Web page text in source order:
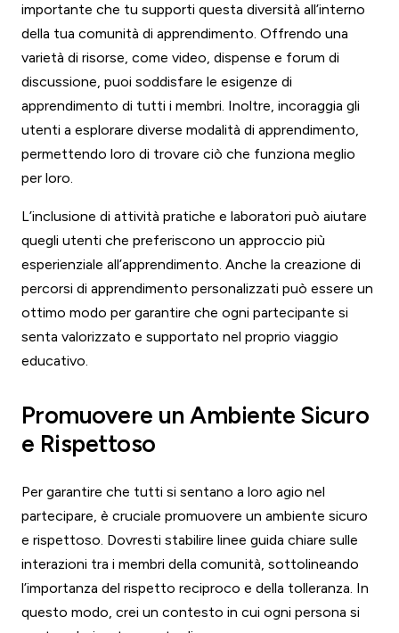
importante che tu supporti questa diversità all’interno
della tua comunità di apprendimento. Offrendo una
varietà di risorse, come video, dispense e forum di
discussione, puoi soddisfare le esigenze di
apprendimento di tutti i membri. Inoltre, incoraggia gli
utenti a esplorare diverse modalità di apprendimento,
permettendo loro di trovare ciò che funziona meglio
per loro.
L’inclusione di attività pratiche e laboratori può aiutare
quegli utenti che preferiscono un approccio più
esperienziale all’apprendimento. Anche la creazione di
percorsi di apprendimento personalizzati può essere un
ottimo modo per garantire che ogni partecipante si
senta valorizzato e supportato nel proprio viaggio
educativo.
Promuovere un Ambiente Sicuro
e Rispettoso
Per garantire che tutti si sentano a loro agio nel
partecipare, è cruciale promuovere un ambiente sicuro
e rispettoso. Dovresti stabilire linee guida chiare sulle
interazioni tra i membri della comunità, sottolineando
l’importanza del rispetto reciproco e della tolleranza. In
questo modo, crei un contesto in cui ogni persona si